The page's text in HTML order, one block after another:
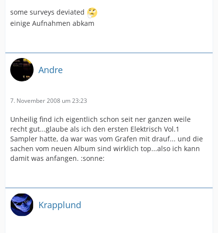
some surveys deviated
einige Aufnahmen abkam
Andre
7. November 2008 um 23:23
Unheilig find ich eigentlich schon seit ner ganzen weile
recht gut...glaube als ich den ersten Elektrisch Vol.1
Sampler hatte, da war was vom Grafen mit drauf... und die
sachen vom neuen Album sind wirklich top...also ich kann
damit was anfangen. :sonne:
Krapplund